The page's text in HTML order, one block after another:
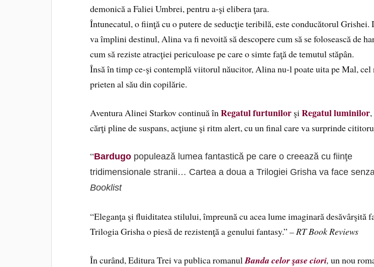
demonică a Faliei Umbrei, pentru a-şi elibera ţara.
Întunecatul, o fiinţă cu o putere de seducţie teribilă, este conducătorul Grishei.
va împlini destinul, Alina va fi nevoită să descopere cum să se folosească de
cum să reziste atracţiei periculoase pe care o simte faţă de temutul stăpân.
Însă în timp ce-şi contemplă viitorul năucitor, Alina nu-l poate uita pe Mal, cel
prieten al său din copilărie.
Aventura Alinei Starkov continuă înRegatul furtunilor şiRegatul luminilor
cărţi pline de suspans, acţiune şi ritm alert, cu un final care va surprinde
“Bardugo populează lumea fantastică pe care o creează cu fiinţe
tridimensionale stranii… Cartea a doua a Trilogiei Grisha va face
Booklist
“Eleganţa şi fluiditatea stilului, împreună cu acea lume imaginară desăvârşită
Trilogia Grisha o piesă de rezistenţă a genului fantasy.” – RT Book Reviews
În curând, Editura Trei va publica romanulBanda celor şase ciori,un nou